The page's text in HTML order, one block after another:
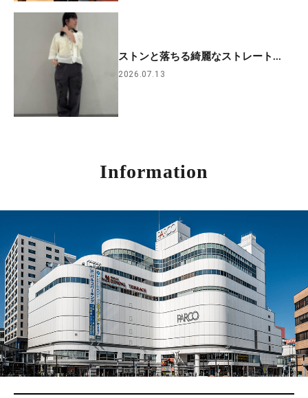
ストンと落ちる綺麗なストレート...
2026.07.13
Information